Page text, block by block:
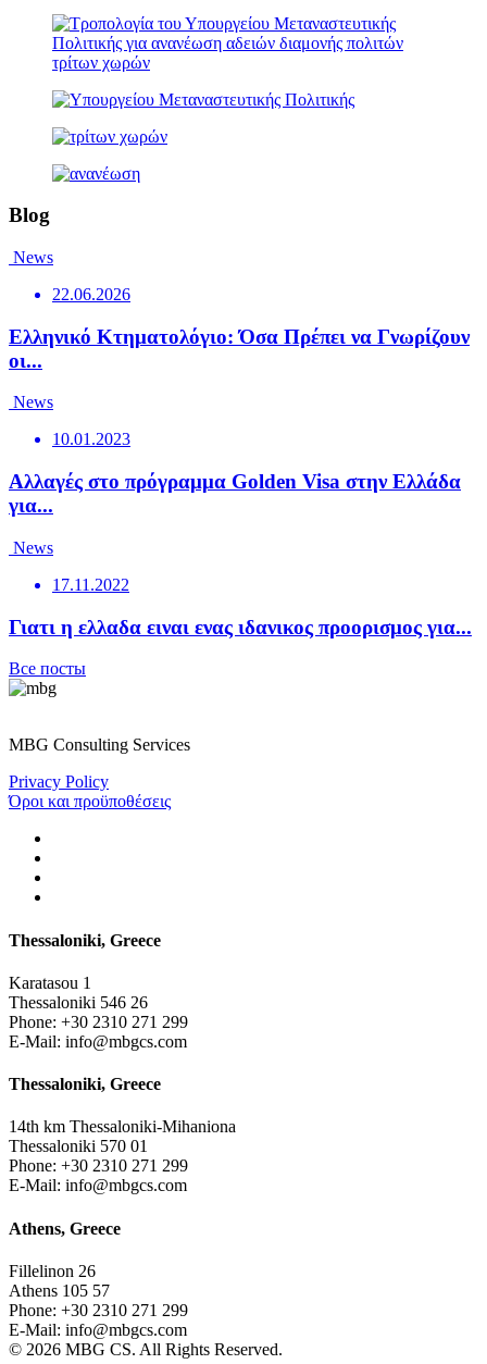
Blog
News
22.06.2026
Ελληνικό Κτηματολόγιο: Όσα Πρέπει να Γνωρίζουν
οι...
News
10.01.2023
Αλλαγές στο πρόγραμμα Golden Visa στην Ελλάδα
για...
News
17.11.2022
Γιατι η ελλαδα ειναι ενας ιδανικος προορισμος για...
Все посты
MBG Consulting Services
Privacy Policy
Όροι και προϋποθέσεις
Thessaloniki, Greece
Karatasou 1
Thessaloniki 546 26
Phone: +30 2310 271 299
E-Mail: info@mbgcs.com
Thessaloniki, Greece
14th km Thessaloniki-Mihaniona
Thessaloniki 570 01
Phone: +30 2310 271 299
E-Mail: info@mbgcs.com
Athens, Greece
Fillelinon 26
Athens 105 57
Phone: +30 2310 271 299
E-Mail: info@mbgcs.com
© 2026 MBG CS. All Rights Reserved.